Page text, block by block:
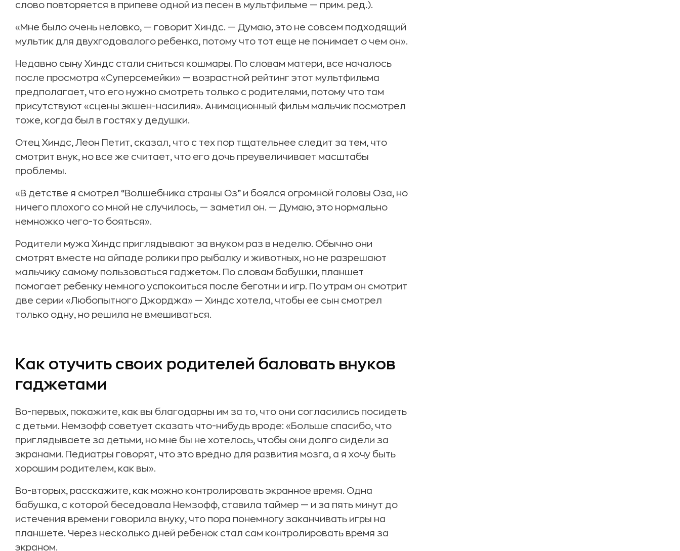
слово повторяется в припеве одной из песен в мультфильме — прим. ред.).
«Мне было очень неловко, — говорит Хиндс. — Думаю, это не совсем подходящий
мультик для двухгодовалого ребенка, потому что тот еще не понимает о чем он».
Недавно сыну Хиндс стали сниться кошмары. По словам матери, все началось
после просмотра «Суперсемейки» — возрастной рейтинг этот мультфильма
предполагает, что его нужно смотреть только с родителями, потому что там
присутствуют «сцены экшен-насилия». Анимационный фильм мальчик посмотрел
тоже, когда был в гостях у дедушки.
Отец Хиндс, Леон Петит, сказал, что с тех пор тщательнее следит за тем, что
смотрит внук, но все же считает, что его дочь преувеличивает масштабы
проблемы.
«В детстве я смотрел “Волшебника страны Оз” и боялся огромной головы Оза, но
ничего плохого со мной не случилось, — заметил он. — Думаю, это нормально
немножко чего-то бояться».
Родители мужа Хиндс приглядывают за внуком раз в неделю. Обычно они
смотрят вместе на айпаде ролики про рыбалку и животных, но не разрешают
мальчику самому пользоваться гаджетом. По словам бабушки, планшет
помогает ребенку немного успокоиться после беготни и игр. По утрам он смотрит
две серии «Любопытного Джорджа» — Хиндс хотела, чтобы ее сын смотрел
только одну, но решила не вмешиваться.
Как отучить своих родителей баловать внуков
гаджетами
Во-первых, покажите, как вы благодарны им за то, что они согласились посидеть
с детьми. Немзофф советует сказать что-нибудь вроде: «Больше спасибо, что
приглядываете за детьми, но мне бы не хотелось, чтобы они долго сидели за
экранами. Педиатры говорят, что это вредно для развития мозга, а я хочу быть
хорошим родителем, как вы».
Во-вторых, расскажите, как можно контролировать экранное время. Одна
бабушка, с которой беседовала Немзофф, ставила таймер — и за пять минут до
истечения времени говорила внуку, что пора понемногу заканчивать игры на
планшете. Через несколько дней ребенок стал сам контролировать время за
экраном.